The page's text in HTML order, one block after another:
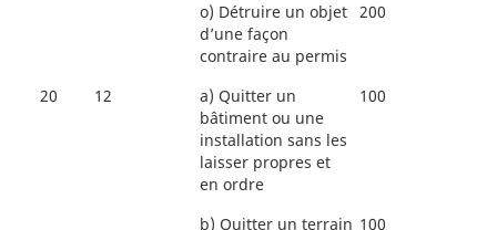
o) Détruire un objet
d’une façon
contraire au permis
200
20 12 a) Quitter un
bâtiment ou une
installation sans les
laisser propres et
en ordre
100
b) Quitter un terrain 100